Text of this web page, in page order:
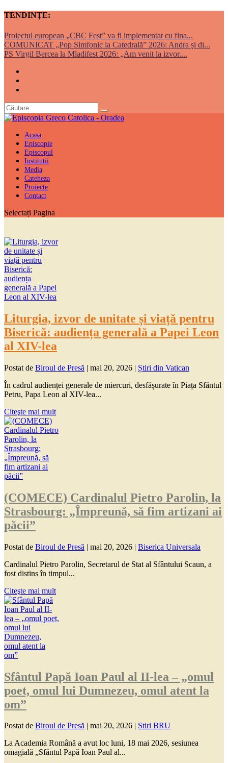
TENDINȚE:
Proiectul european „CBC Fest” va fi implementat cu fina...
COMUNICAT „Pop Simfonic la Catedrală” 2026: Andra și di...
PS Virgil Bercea la Mladifest 2026: „Am venit la izvor....
Acasa
Episcopie
Episcopul
Institutii
Media
Cateheza
Proiecte
Contact
Selectați Pagina
Liturgia, izvor de unitate și viață pentru
Biserică: audiența generală a Papei Leon
al XIV-lea
Postat de Biroul de Presă | mai 20, 2026 | Știri din Vatican
În cadrul audienței generale de miercuri, desfășurate în Piața Sfântul
Petru, Papa Leon al XIV-lea...
Citeşte mai mult
(COMECE) Cardinalul Pietro Parolin, la
Strasbourg: „Împreună, să fim artizani ai
păcii”
Postat de Biroul de Presă | mai 20, 2026 | Biserica Universala
Cardinalul Pietro Parolin, Secretarul de Stat al Sfântului Scaun, a
fost distins în timpul...
Citeşte mai mult
Sfântul Papă Ioan Paul al II-lea – „omul
poet, omul lui Dumnezeu, omul atent la
om”
Postat de Biroul de Presă | mai 20, 2026 | Stiri BRU
La Academia Română a avut loc luni, 18 mai 2026, sesiunea
omagială „Sfântul Papă Ioan Paul al...